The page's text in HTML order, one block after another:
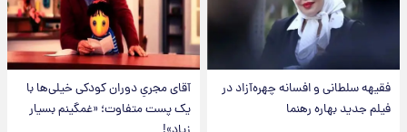
فقیهه سلطانی و افسانه چهره‌آزاد در
فیلم جدید بهاره رهنما
آقای مجریِ دوران کودکی خیلی‌ها با
یک پست متفاوت؛ «غمگینم بسیار